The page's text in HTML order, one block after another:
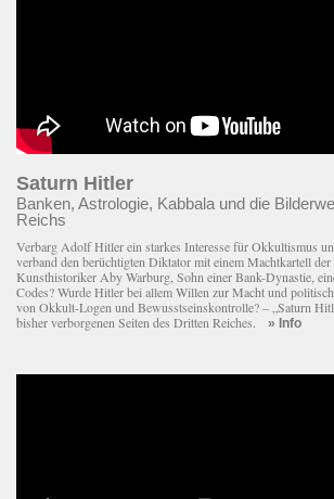
Saturn Hitler
Banken, Astrologie, Kabbala und die
Reichs
Verbarg Adolf Hitler ein starkes Interesse für Okkultismus
verband den berüchtigten Diktator mit einem Macht­kartell der
Kunsthistoriker Aby Warburg, Sohn einer Bank-Dynastie,
Codes? Wurde Hitler bei allem Willen zur Macht und
von Okkult-Logen und Bewusstseinskontrolle? – „Saturn
bisher verborgenen Seiten des Dritten Reiches. » Info